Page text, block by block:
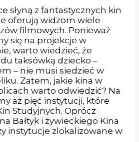
słyną z fantastycznych kin
oferują widzom wiele
filmowych. Ponieważ
się na projekcje w
warto wiedzieć, że
taksówką dziecko –
– nie musi siedzieć w
Zatem, jakie kina w
warto odwiedzić? Na
aż pięć instytucji, które
Studyjnych. Oprócz
Bałtyk i żywieckiego Kina
instytucje zlokalizowane w